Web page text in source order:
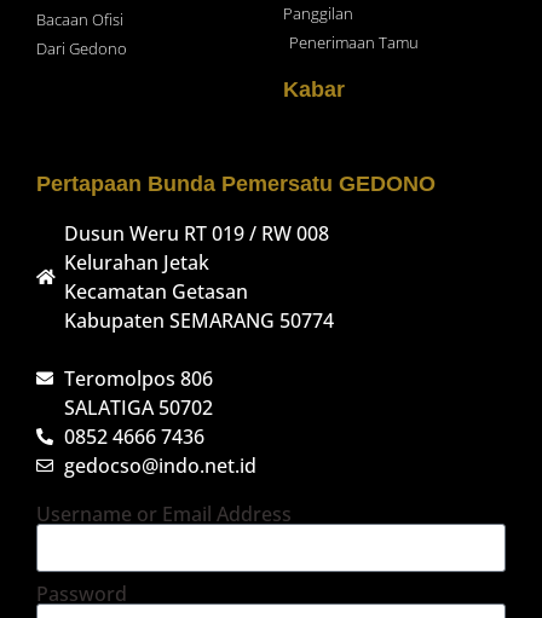
Bacaan Ofisi
Dari Gedono
Panggilan
Penerimaan Tamu
Kabar
Pertapaan Bunda Pemersatu GEDONO
Dusun Weru RT 019 / RW 008
Kelurahan Jetak
Kecamatan Getasan
Kabupaten SEMARANG 50774
Teromolpos 806
SALATIGA 50702
0852 4666 7436
gedocso@indo.net.id
Username or Email Address
Password